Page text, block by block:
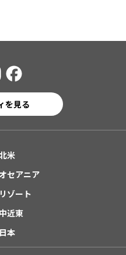
を見る
米
セアニア
リゾート
中近東
日本